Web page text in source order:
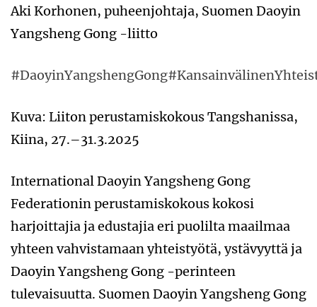
Aki Korhonen, puheenjohtaja, Suomen Daoyin
Yangsheng Gong -liitto
#DaoyinYangshengGong
Kuva: Liiton perustamiskokous Tangshanissa,
Kiina, 27.–31.3.2025
International Daoyin Yangsheng Gong
Federationin perustamiskokous kokosi
harjoittajia ja edustajia eri puolilta maailmaa
yhteen vahvistamaan yhteistyötä, ystävyyttä ja
Daoyin Yangsheng Gong -perinteen
tulevaisuutta. Suomen Daoyin Yangsheng Gong